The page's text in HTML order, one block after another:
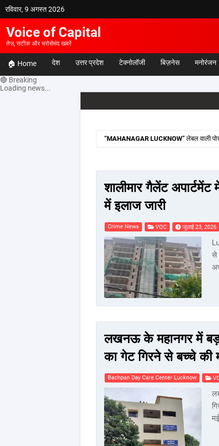
रविवार, 9 अगस्त 2026
Voice of Capital
तेज़, सटीक और भरोसेमंद खबरें
🏠 Home देश उत्तर प्रदेश टेक्नोलॉजी बिज़नेस मनोरंजन
🔴 Breaking
Loading news...
MAHANAGAR LUCKNOW लेबल वाली
शालीमार गैलेंट
में इलाज जारी
Crime News VOC जुलाई 23, 2026
से
लखनऊ के महानगर में
का गेट गिरने से बच्चे की
Bachpan Day Care Center Lucknow